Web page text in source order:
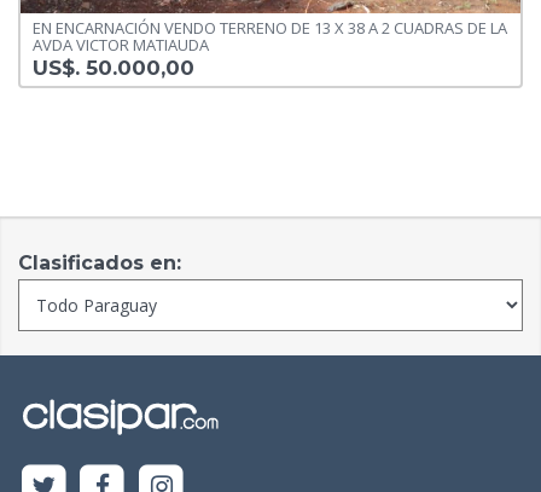
EN ENCARNACIÓN VENDO TERRENO DE 13 X 38 A 2 CUADRAS DE LA
AVDA VICTOR MATIAUDA
US$. 50.000,00
Clasificados en: